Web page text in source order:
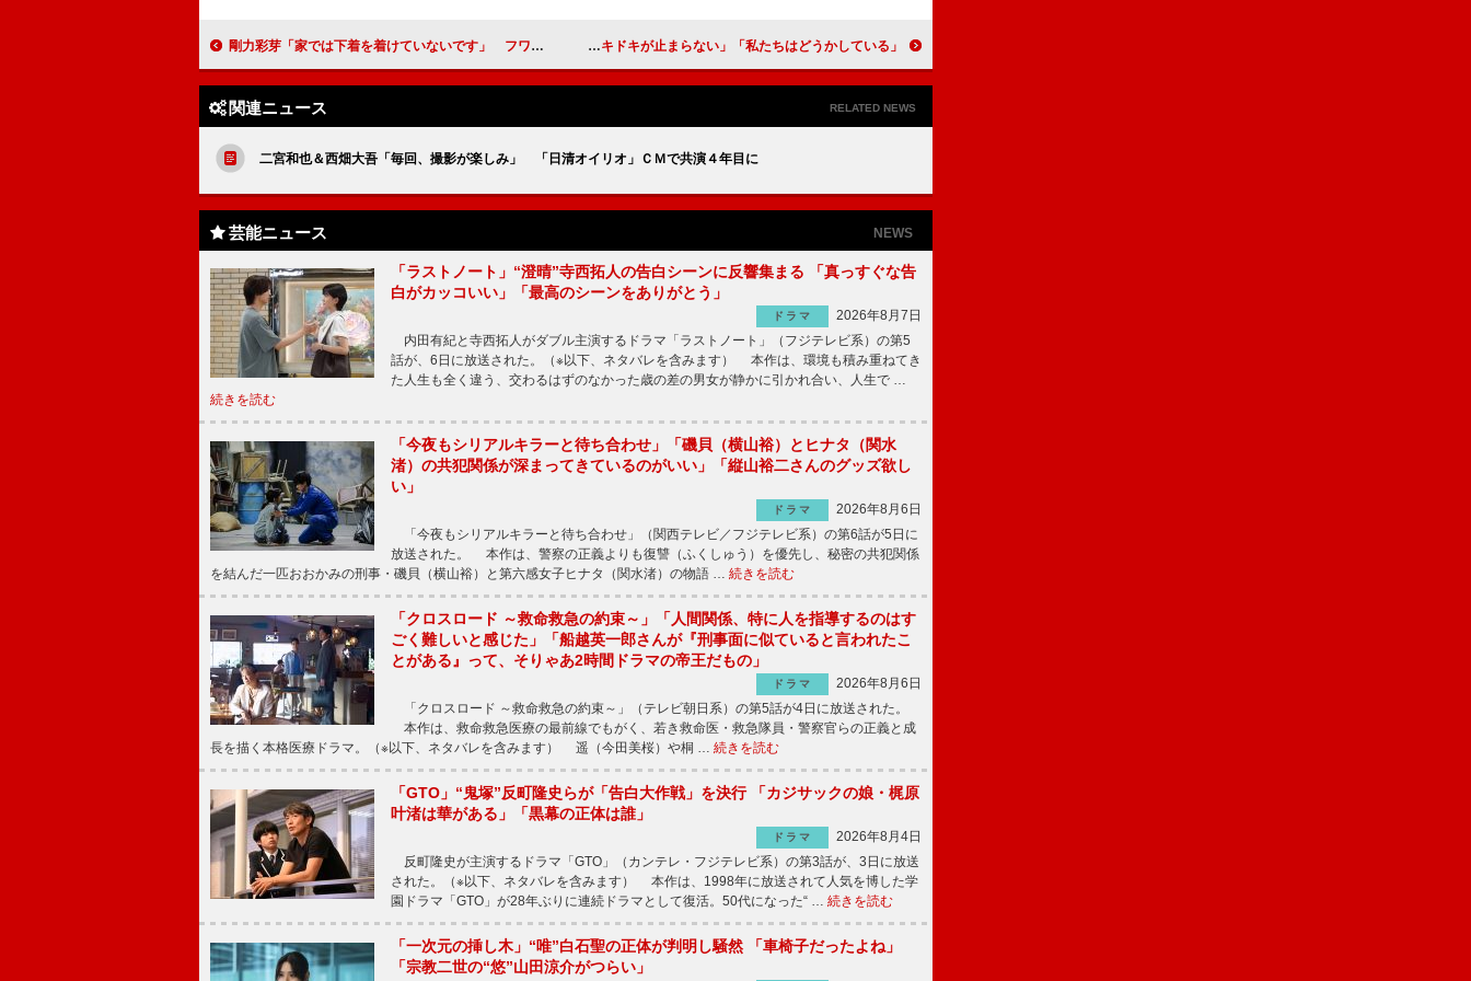
剛力彩芽「家では下着を着けていないです」 フワちゃん「リモート丸出し事件」を告白 「私たちはどうかしている」七桜をめぐるドロドロの展開に 「ドキドキが止まらない」
関連ニュース RELATED NEWS
二宮和也＆西畑大吾「毎回、撮影が楽しみ」 「日清オイリオ」ＣＭで共演４年目に
芸能ニュース NEWS
「ラストノート」“澄晴”寺西拓人の告白シーンに反響集まる 「真っすぐな告
白がカッコいい」「最高のシーンをありがとう」
ドラマ
2026年8月7日
内田有紀と寺西拓人がダブル主演するドラマ「ラストノート」（フジテレビ系）の第5
話が、6日に放送された。（※以下、ネタバレを含みます） 本作は、環境も積み重ねてき
た人生も全く違う、交わるはずのなかった歳の差の男女が静かに引かれ合い、人生で …
続きを読む
「今夜もシリアルキラーと待ち合わせ」「磯貝（横山裕）とヒナタ（関水
渚）の共犯関係が深まってきているのがいい」「縦山裕二さんのグッズ欲し
い」
ドラマ
2026年8月6日
「今夜もシリアルキラーと待ち合わせ」（関西テレビ／フジテレビ系）の第6話が5日に
放送された。 本作は、警察の正義よりも復讐（ふくしゅう）を優先し、秘密の共犯関係
を結んだ一匹おおかみの刑事・磯貝（横山裕）と第六感女子ヒナタ（関水渚）の物語 … 続きを読む
「クロスロード ～救命救急の約束～」「人間関係、特に人を指導するのはす
ごく難しいと感じた」「船越英一郎さんが『刑事面に似ていると言われたこ
とがある』って、そりゃあ2時間ドラマの帝王だもの」
ドラマ
2026年8月6日
「クロスロード ～救命救急の約束～」（テレビ朝日系）の第5話が4日に放送された。
本作は、救命救急医療の最前線でもがく、若き救命医・救急隊員・警察官らの正義と成
長を描く本格医療ドラマ。（※以下、ネタバレを含みます） 遥（今田美桜）や桐 … 続きを読む
「GTO」“鬼塚”反町隆史らが「告白大作戦」を決行 「カジサックの娘・梶原
叶渚は華がある」「黒幕の正体は誰」
ドラマ
2026年8月4日
反町隆史が主演するドラマ「GTO」（カンテレ・フジテレビ系）の第3話が、3日に放送
された。（※以下、ネタバレを含みます） 本作は、1998年に放送されて人気を博した学
園ドラマ「GTO」が28年ぶりに連続ドラマとして復活。50代になった“ … 続きを読む
「一次元の挿し木」“唯”白石聖の正体が判明し騒然 「車椅子だったよね」
「宗教二世の“悠”山田涼介がつらい」